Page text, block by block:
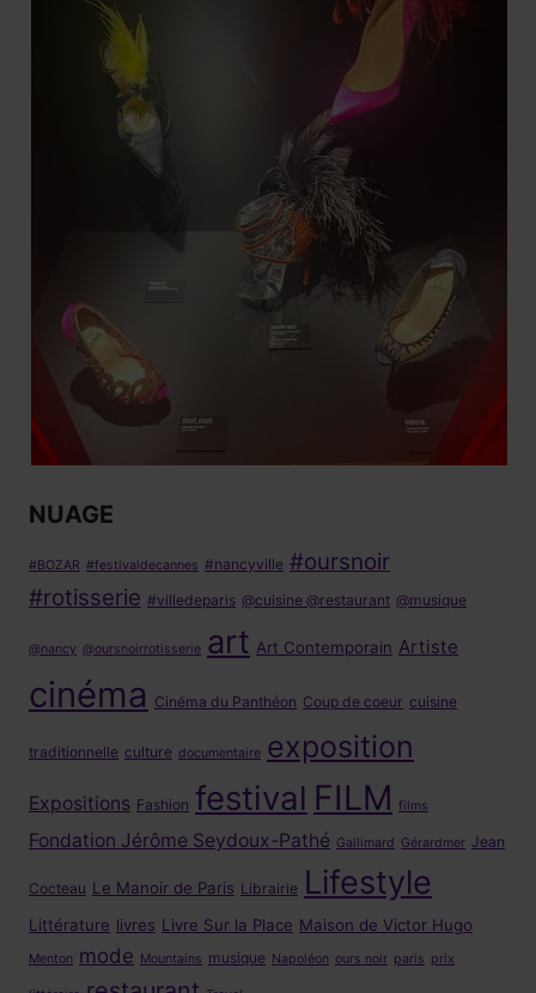
NUAGE
#BOZAR #festivaldecannes #nancyville #oursnoir
#rotisserie #villedeparis @cuisine @restaurant @musique
@nancy @oursnoirrotisserie art Art Contemporain Artiste
cinéma Cinéma du Panthéon Coup de coeur cuisine
traditionnelle culture documentaire exposition
Expositions Fashion festival FILM films
Fondation Jérôme Seydoux-Pathé Gallimard Gérardmer Jean
Cocteau Le Manoir de Paris Librairie Lifestyle
Littérature livres Livre Sur la Place Maison de Victor Hugo
Menton mode Mountains musique Napoléon ours noir paris prix